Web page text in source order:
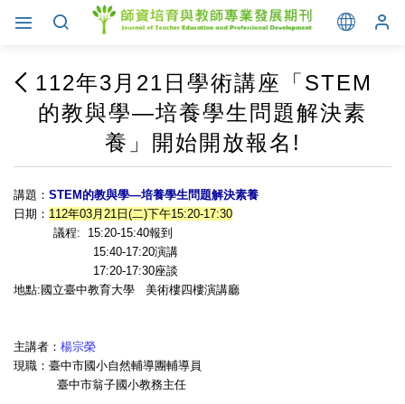
112年3月21日學術講座「STEM
的教與學—培養學生問題解決素
養」開始開放報名!
講題： STEM的教與學—培養學生問題解決素養
日期： 112年03月21日(二)下午15:20-17:30
議程: 15:20-15:40報到
15:40-17:20演講
17:20-17:30座談
地點:國立臺中教育大學 美術樓四樓演講廳
主講者： 楊宗榮
現職：臺中市國小自然輔導團輔導員
臺中市翁子國小教務主任